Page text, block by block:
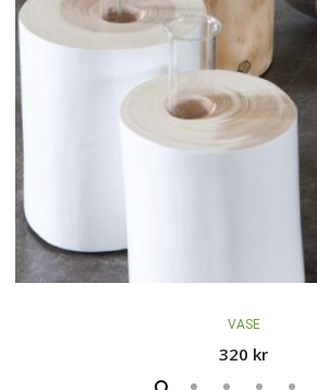
VASE
320 kr